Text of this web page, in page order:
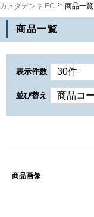
カメダデンキ EC 商品一覧
商品一覧
表示件数
並び替え